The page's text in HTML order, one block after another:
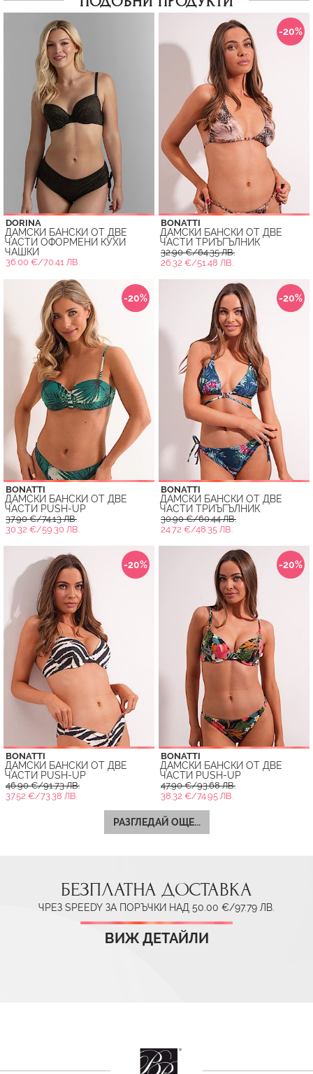
DORINA
ДАМСКИ БАНСКИ ОТ ДВЕ
ЧАСТИ ОФОРМЕНИ КУХИ
ЧАШКИ
36.00 €/70.41 ЛВ.
-20%
BONATTI
ДАМСКИ БАНСКИ ОТ ДВЕ
ЧАСТИ ТРИЪГЪЛНИК
32.90 €/64.35 ЛВ.
26.32 €/51.48 ЛВ.
-20%
BONATTI
ДАМСКИ БАНСКИ ОТ ДВЕ
ЧАСТИ PUSH-UP
37.90 €/74.13 ЛВ.
30.32 €/59.30 ЛВ.
-20%
BONATTI
ДАМСКИ БАНСКИ ОТ ДВЕ
ЧАСТИ ТРИЪГЪЛНИК
30.90 €/60.44 ЛВ.
24.72 €/48.35 ЛВ.
-20%
BONATTI
ДАМСКИ БАНСКИ ОТ ДВЕ
ЧАСТИ PUSH-UP
46.90 €/91.73 ЛВ.
37.52 €/73.38 ЛВ.
-20%
BONATTI
ДАМСКИ БАНСКИ ОТ ДВЕ
ЧАСТИ PUSH-UP
47.90 €/93.68 ЛВ.
38.32 €/74.95 ЛВ.
РАЗГЛЕДАЙ ОЩЕ...
БЕЗПЛАТНА ДОСТАВКА
ЧРЕЗ SPEEDY ЗА ПОРЪЧКИ НАД 50.00 €/97.79 ЛВ.
ВИЖ ДЕТАЙЛИ